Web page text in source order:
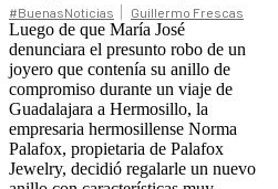
#BuenasNoticias Guillermo Frescas
Luego de que María José
denunciara el presunto robo de un
joyero que contenía su anillo de
compromiso durante un viaje de
Guadalajara a Hermosillo, la
empresaria hermosillense Norma
Palafox, propietaria de Palafox
Jewelry, decidió regalarle un nuevo